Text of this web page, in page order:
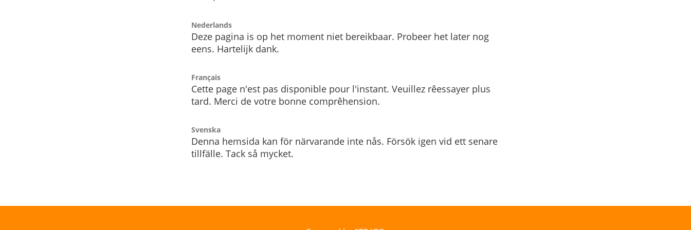
Nederlands
Deze pagina is op het moment niet bereikbaar. Probeer het later nog
eens. Hartelijk dank.
Français
Cette page n'est pas disponible pour l'instant. Veuillez rêessayer plus
tard. Merci de votre bonne comprêhension.
Svenska
Denna hemsida kan för närvarande inte nås. Försök igen vid ett senare
tillfälle. Tack så mycket.